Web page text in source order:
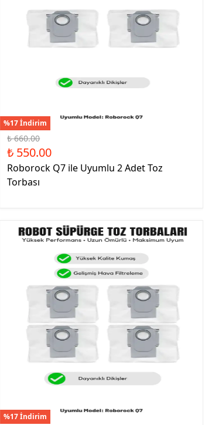
%17 İndirim
₺ 660.00
₺ 550.00
Roborock Q7 ile Uyumlu 2 Adet Toz
Torbası
%17 İndirim